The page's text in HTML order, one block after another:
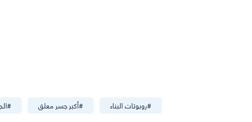
# #أكبر جسر معلق #روبوتات البناء